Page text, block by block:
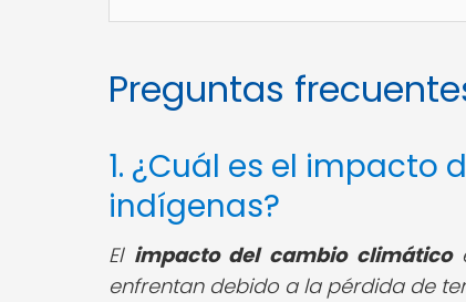
Preguntas
1. ¿Cuál es el
indígenas?
El impacto del cambio climático
enfrentan debido a la pérdida de